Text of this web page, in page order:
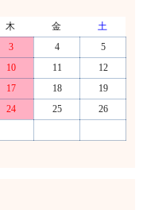
木 金
土
3 4
5
10 11
12
17 18
19
24 25
26